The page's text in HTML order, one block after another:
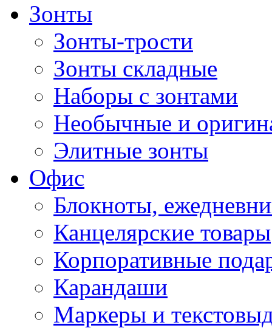
Зонты
Зонты-трости
Зонты складные
Наборы с зонтами
Необычные и
Элитные зонты
Офис
Блокноты,
Канцелярские товары
Корпоративные
Карандаши
Маркеры и